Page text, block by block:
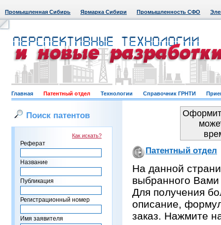
Промышленная Сибирь Ярмарка Сибири Промышленность СФО
Главная Патентный отдел Технологии Справочник ГРНТИ
Поиск патентов
Как искать?
Реферат
Название
Публикация
Регистрационный номер
Имя заявителя
Патентный отдел
На данной
выбранного Вами
Для получения
описание,
заказ. Нажмите